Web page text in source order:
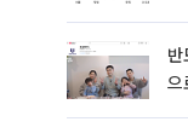
반
으